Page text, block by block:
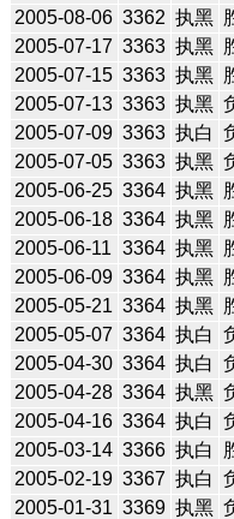
2005-08-06 3362 执黑
2005-07-17 3363 执黑
2005-07-15 3363 执黑
2005-07-13 3363 执黑
2005-07-09 3363 执白
2005-07-05 3363 执黑
2005-06-25 3364 执黑
2005-06-18 3364 执黑
2005-06-11 3364 执黑
2005-06-09 3364 执黑
2005-05-21 3364 执黑
2005-05-07 3364 执白
2005-04-30 3364 执白
2005-04-28 3364 执黑
2005-04-16 3364 执白
2005-03-14 3366 执白
2005-02-19 3367 执白
2005-01-31 3369 执黑